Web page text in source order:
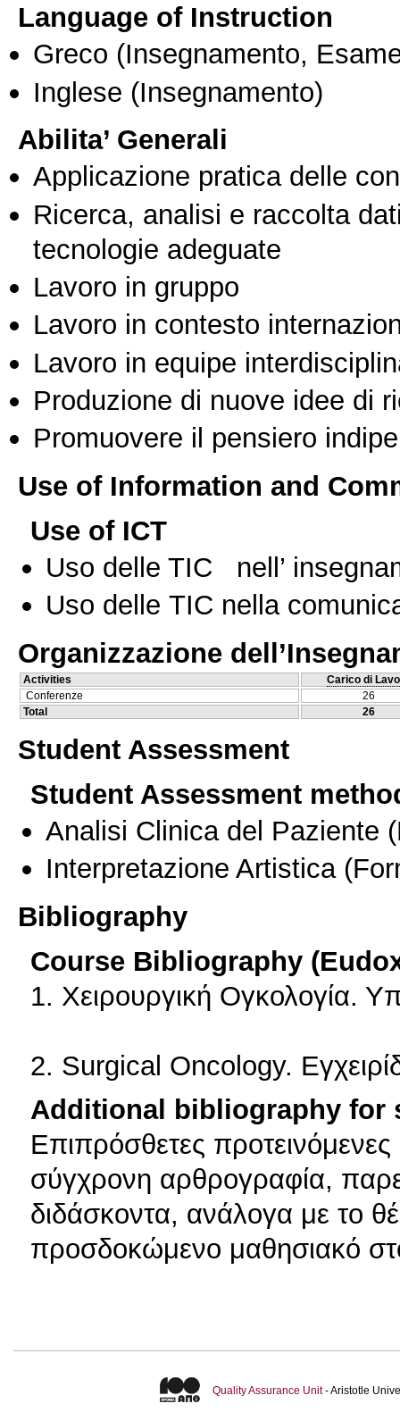
Language of Instruction
Greco (Insegnamento,
Inglese (Insegnamento)
Abilita’ Generali
Applicazione pratica delle
Ricerca, analisi e raccolta
tecnologie adeguate
Lavoro in gruppo
Lavoro in contesto
Lavoro in equipe
Produzione di nuove idee di
Promuovere il pensiero
Use of Information and
Use of ICT
Uso delle TIC nell’
Uso delle TIC nella
Organizzazione
Activities
Carico di
Conferenze
26
Total
26
Student Assessment
Student Assessment
Analisi Clinica del Paziente
Interpretazione Artistica
Bibliography
Course Bibliography
1. Χειρουργική Ογκολογία.
2. Surgical Oncology.
Additional bibliography for
Επιπρόσθετες
σύγχρονη αρθρογραφία,
διδάσκοντα, ανάλογα με το
προσδοκώμενο μαθησιακό
Quality Assurance Unit- Aristotle